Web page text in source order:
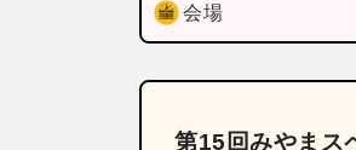
会場
第15回みやまス